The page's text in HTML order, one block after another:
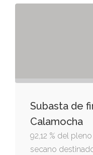
Subasta de
Calamocha
92,12 % del
secano